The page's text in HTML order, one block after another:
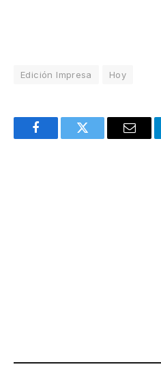
Edición Impresa Hoy
FacebookTwitter Email